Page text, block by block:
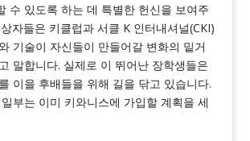
수 있도록 하는 데 특별한 헌신을 보여주
자들은 키클럽과 서클 K 인터내셔널(CKI)
기술이 자신들이 만들어갈 변화의 밑거
말합니다. 실제로 이 뛰어난 장학생들은
이을 후배들을 위해 길을 닦고 있습니다.
부는 이미 키와니스에 가입할 계획을 세